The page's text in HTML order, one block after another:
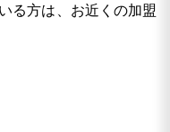
る方は、お近くの加盟